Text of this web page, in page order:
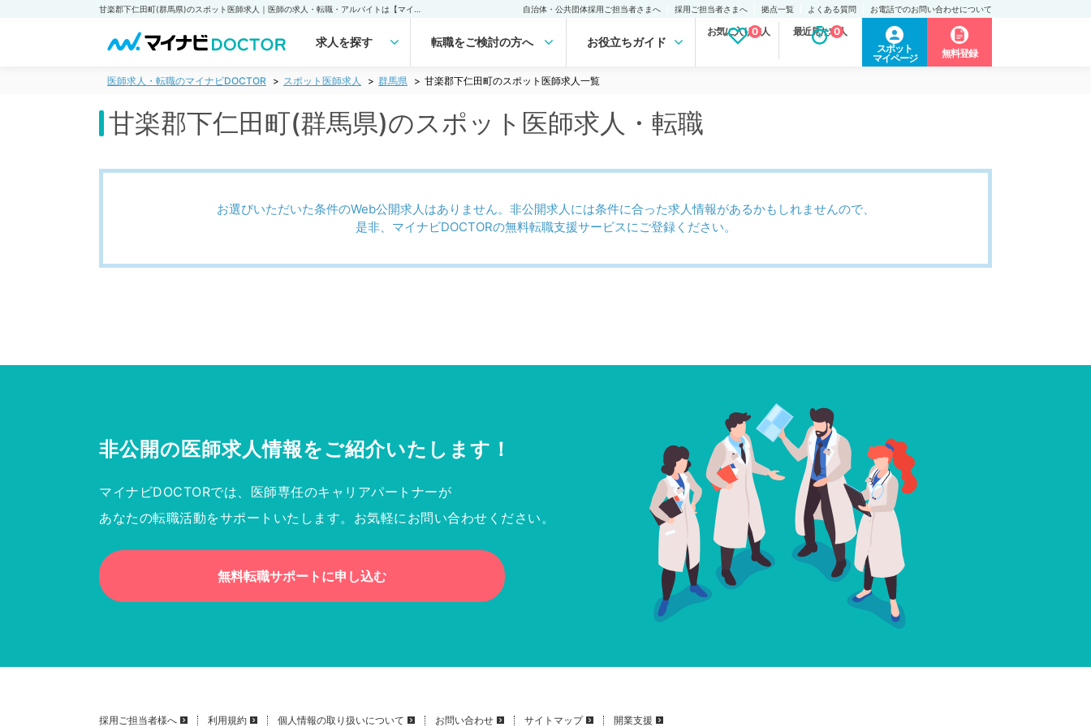
自治体・公共団体採用ご担当者さまへ 採用ご担当者さまへ 拠点一覧 よくある質問 お電話でのお問い合わせについて
求人を探す 転職をご検討の方へ お役立ちガイド
お気に入り求人
0 最近見た求人
0
スポット
マイページ
無料登録
医師求人・転職のマイナビDOCTOR スポット医師求人 群馬県 甘楽郡下仁田町のスポット医師求人一覧
甘楽郡下仁田町(群馬県)のスポット医師求人・転職
お選びいただいた条件のWeb公開求人はありません。非公開求人には条件に合った求人情報があるかもしれませんので、
是非、マイナビDOCTORの無料転職支援サービスにご登録ください。
非公開の医師求人情報をご紹介いたします！
マイナビDOCTORでは、医師専任のキャリアパートナーが
あなたの転職活動をサポートいたします。お気軽にお問い合わせください。
無料転職サポートに申し込む
採用ご担当者様へ 利用規約 個人情報の取り扱いについて お問い合わせ サイトマップ 開業支援